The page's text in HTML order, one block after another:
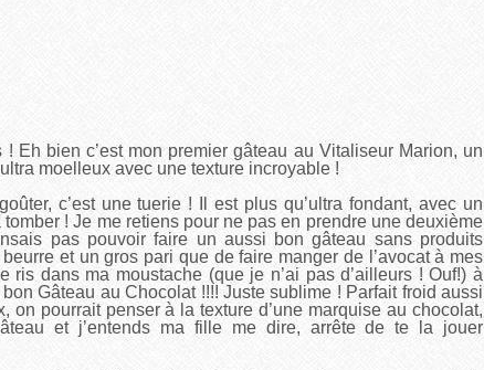
! Eh bien c’est mon premier gâteau au Vitaliseur Marion, un
moelleux avec une texture incroyable !
c’est une tuerie ! Il est plus qu’ultra fondant, avec un
! Je me retiens pour ne pas en prendre une deuxième
pas pouvoir faire un aussi bon gâteau sans produits
et un gros pari que de faire manger de l’avocat à mes
ris dans ma moustache (que je n’ai pas d’ailleurs ! Ouf!) à
bon Gâteau au Chocolat !!!! Juste sublime ! Parfait froid aussi
on pourrait penser à la texture d’une marquise au chocolat,
et j’entends ma fille me dire, arrête de te la jouer